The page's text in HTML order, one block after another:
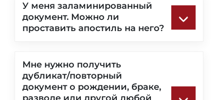
У меня заламинированный
документ. Можно ли
проставить апостиль на него?
Мне нужно получить
дубликат/повторный
документ о рождении, браке,